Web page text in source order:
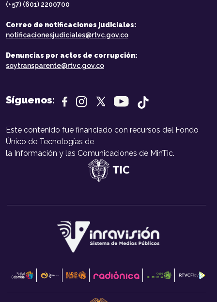
(+57) (601) 2200700
Correo de notificaciones judiciales:
notificacionesjudiciales@rtvc.gov.co
Denuncias por actos de corrupción:
soytransparente@rtvc.gov.co
Síguenos:
Este contenido fue financiado con recursos del Fondo
Único de Tecnologías de
la Información y las Comunicaciones de MinTic.